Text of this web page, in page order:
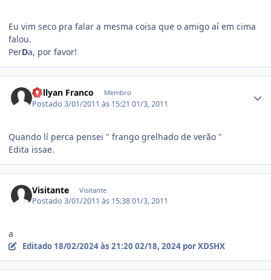
Eu vim seco pra falar a mesma coisa que o amigo aí em cima
falou.
PerDa, por favor!
Willyan Franco Membro
Postado3/01/2011 às 15:2101/3, 2011
Quando lí perca pensei " frango grelhado de verão "
Edita issae.
Visitante Visitante
Postado3/01/2011 às 15:3801/3, 2011
a
Editado 18/02/2024 às 21:20 02/18, 2024 por XDSHX